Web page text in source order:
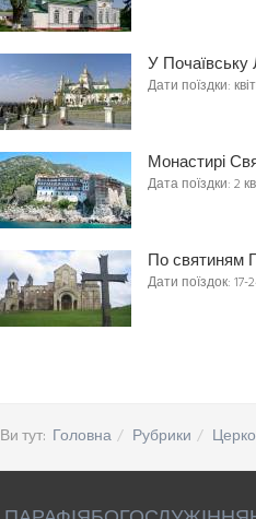
У Почаївську
Дати поїздки:
Монастирі
Дата поїздки: 2
По святиням
Дати поїздок: 17-
Ви тут: Головна Рубрики